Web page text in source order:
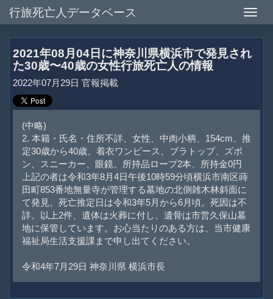
Toggle
行旅死亡人データベース
2021年08月04日に神奈川県横浜市で発見され
た30歳〜40歳の女性行旅死亡人の情報
2022年07月29日 官報掲載
(中略)
2. 本籍・氏名・住所不詳、女性、中肉小柄、154cm、推
定30歳から40歳、着衣ワンピース、ブラトップ、ズボ
ン、スニーカー、眼鏡、所持品ロープ2本、所持金0円
上記の者は令和3年8月4日午後10時59分頃横浜市南区蒔
田町853番地無量寺が管理する墓地の北側雑木林斜面に
て発見。死亡推定日は令和3年5月から6月頃。死因は不
詳。以上2件、遺体は火葬に付し、遺骨は市営久保山墓
地に保管しています。お心当たりのある方は、当市健康
福祉局生活支援課まで申し出てください。
令和4年7月29日 神奈川県 横浜市長